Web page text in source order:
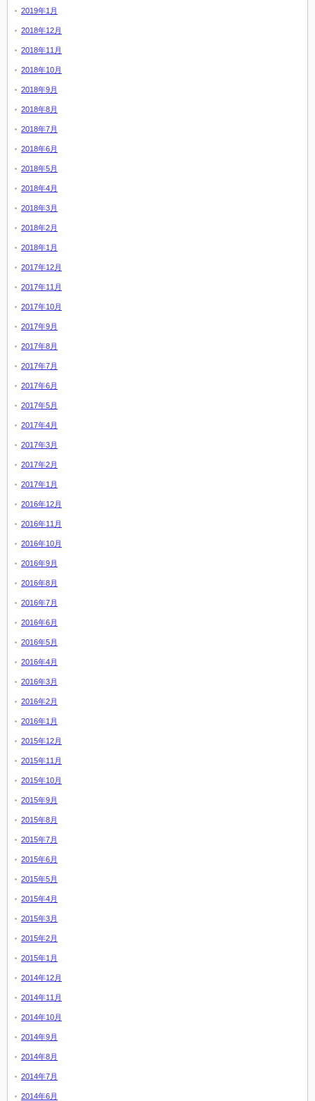
2019年1月
2018年12月
2018年11月
2018年10月
2018年9月
2018年8月
2018年7月
2018年6月
2018年5月
2018年4月
2018年3月
2018年2月
2018年1月
2017年12月
2017年11月
2017年10月
2017年9月
2017年8月
2017年7月
2017年6月
2017年5月
2017年4月
2017年3月
2017年2月
2017年1月
2016年12月
2016年11月
2016年10月
2016年9月
2016年8月
2016年7月
2016年6月
2016年5月
2016年4月
2016年3月
2016年2月
2016年1月
2015年12月
2015年11月
2015年10月
2015年9月
2015年8月
2015年7月
2015年6月
2015年5月
2015年4月
2015年3月
2015年2月
2015年1月
2014年12月
2014年11月
2014年10月
2014年9月
2014年8月
2014年7月
2014年6月